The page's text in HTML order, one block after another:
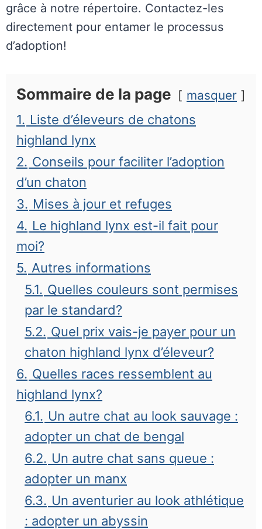
grâce à notre répertoire. Contactez-les
directement pour entamer le processus
d’adoption!
Sommaire de la page masquer
1. Liste d’éleveurs de chatons
highland lynx
2. Conseils pour faciliter l’adoption
d’un chaton
3. Mises à jour et refuges
4. Le highland lynx est-il fait pour
moi?
5. Autres informations
5.1. Quelles couleurs sont permises
par le standard?
5.2. Quel prix vais-je payer pour un
chaton highland lynx d’éleveur?
6. Quelles races ressemblent au
highland lynx?
6.1. Un autre chat au look sauvage :
adopter un chat de bengal
6.2. Un autre chat sans queue :
adopter un manx
6.3. Un aventurier au look athlétique
: adopter un abyssin